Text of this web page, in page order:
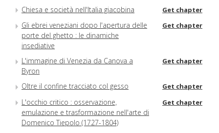
Chiesa e società nell'Italia giacobina
Get chapter
Gli ebrei veneziani dopo l'apertura delle
porte del ghetto : le dinamiche
insediative
Get chapter
L'immagine di Venezia da Canova a
Byron
Get chapter
Oltre il confine tracciato col gesso Get chapter
L'occhio critico : osservazione,
emulazione e trasformazione nell'arte di
Domenico Tiepolo (1727-1804)
Get chapter